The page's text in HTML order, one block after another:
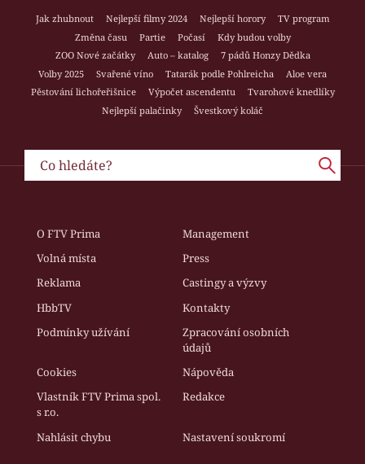
Jak zhubnout Nejlepší filmy 2024 Nejlepší horory
TV program
Změna času
Partie Počasí
Kdy budou volby
ZOO Nové začátky
Auto – katalog
7 pádů Honzy Dědka
Volby 2025
Svařené víno Tatarák podle Pohlreicha
Aloe vera
Pěstování lichořeřišnice
Výpočet ascendentu
Tvarohové knedlíky
Nejlepší palačinky
Švestkový koláč
O FTV Prima
Management
Volná místa
Press
Reklama
Castingy a výzvy
HbbTV
Kontakty
Podmínky užívání
Zpracování osobních
údajů
Cookies
Nápověda
Vlastník FTV Prima spol.
s r.o.
Redakce
Nahlásit chybu Nastavení soukromí